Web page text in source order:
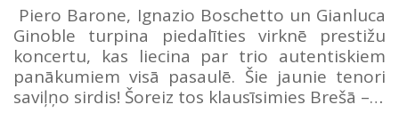
Piero Barone, Ignazio Boschetto un Gianluca
Ginoble turpina piedalīties virknē prestižu
koncertu, kas liecina par trio autentiskiem
panākumiem visā pasaulē. Šie jaunie tenori
saviļņo sirdis! Šoreiz tos klausīsimies Brešā –…